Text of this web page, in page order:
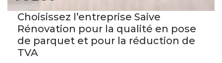
Choisissez l’entreprise Saive
Rénovation pour la qualité en pose
de parquet et pour la réduction de
TVA